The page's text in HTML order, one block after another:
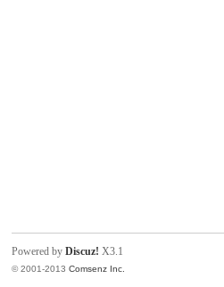
Powered byDiscuz! X3.1
© 2001-2013Comsenz Inc.